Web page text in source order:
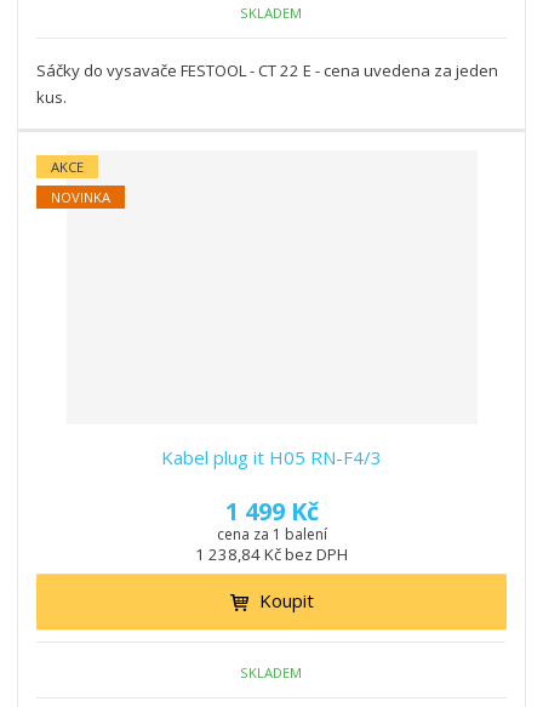
SKLADEM
Sáčky do vysavače FESTOOL - CT 22 E - cena uvedena za jeden
kus.
AKCE
NOVINKA
Kabel plug it H05 RN-F4/3
1 499 Kč
cena za 1 balení
1 238,84 Kč bez DPH
Koupit
SKLADEM